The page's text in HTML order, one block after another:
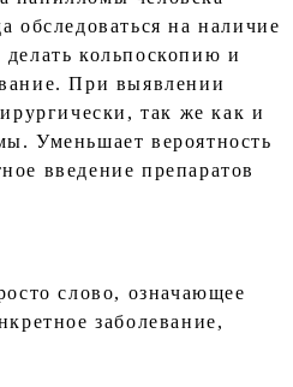
обследоваться на наличие
кольпоскопию и
При выявлении
так же как и
Уменьшает вероятность
введение препаратов
слово, означающее
заболевание,